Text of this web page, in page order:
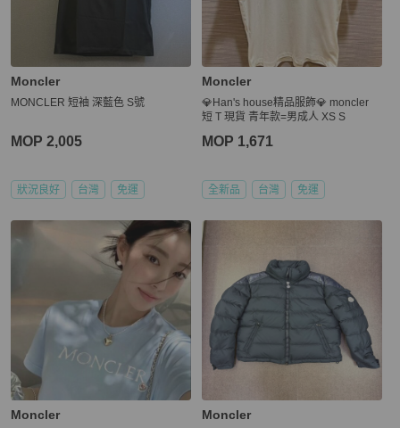
Moncler
MONCLER 短袖 深藍色 S號
MOP 2,005
狀況良好 台灣 免運
Moncler
💎Han's house精品服飾💎 moncler
短 T 現貨 青年款=男成人 XS S
MOP 1,671
全新品 台灣 免運
Moncler Moncler